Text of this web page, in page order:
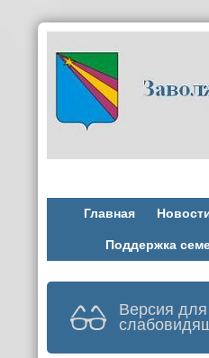
Главная
Поддержка
Версия для